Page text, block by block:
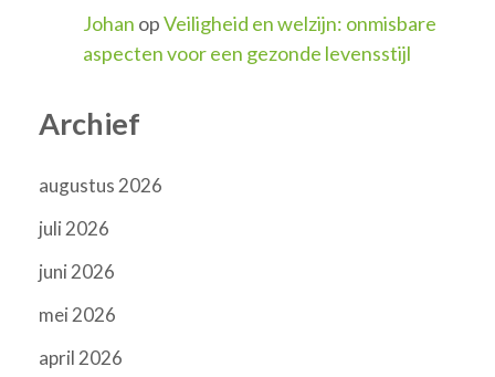
Johan opVeiligheid en welzijn: onmisbare
aspecten voor een gezonde levensstijl
Archief
augustus 2026
juli 2026
juni 2026
mei 2026
april 2026